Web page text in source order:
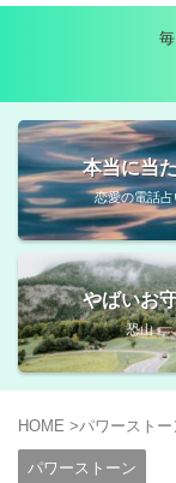
本当に当
恋愛の電話占
やばいお
恐山
HOME >パワーストー
パワーストーン